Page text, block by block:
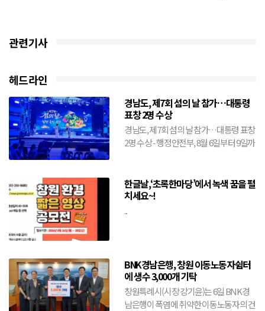
관련기사
헤드라인
경남도, 제7회 섬의 날 참가…대통령
표창 2명 수상
경남도, 제7회 섬의 날 참가…대통령 표창
2명 수상 - 행정안전부, 8월 6일부터 9일까
한글날,‘초록한마당’에서 녹색 꿈을 펼
치세요~!
...
BNK경남은행, 창원 이동노동자쉼터
에 생수 3,000개 기탁
창원특례시(시장 강기윤)는 6일 BNK경
남은행이 폭염에 취약한 이동노동자의 건